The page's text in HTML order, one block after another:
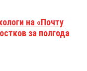
на «Почту
за полгода